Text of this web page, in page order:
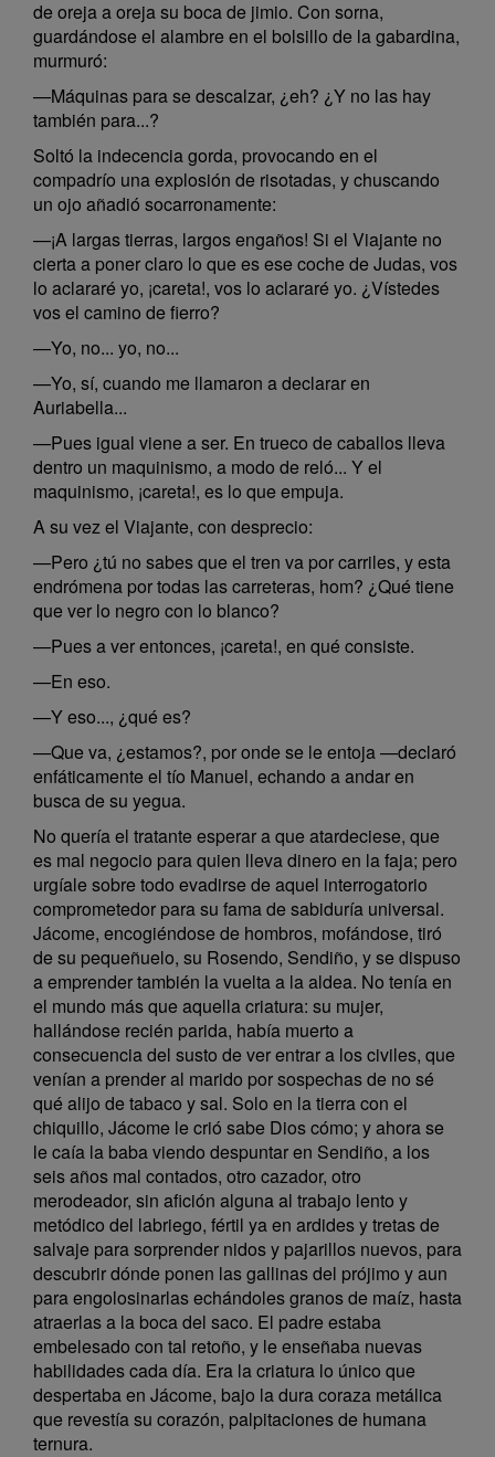
de oreja a oreja su boca de jimio. Con sorna,
guardándose el alambre en el bolsillo de la gabardina,
murmuró:
—Máquinas para se descalzar, ¿eh? ¿Y no las hay
también para...?
Soltó la indecencia gorda, provocando en el
compadrío una explosión de risotadas, y chuscando
un ojo añadió socarronamente:
—¡A largas tierras, largos engaños! Si el Viajante no
cierta a poner claro lo que es ese coche de Judas, vos
lo aclararé yo, ¡careta!, vos lo aclararé yo. ¿Vístedes
vos el camino de fierro?
—Yo, no... yo, no...
—Yo, sí, cuando me llamaron a declarar en
Auriabella...
—Pues igual viene a ser. En trueco de caballos lleva
dentro un maquinismo, a modo de reló... Y el
maquinismo, ¡careta!, es lo que empuja.
A su vez el Viajante, con desprecio:
—Pero ¿tú no sabes que el tren va por carriles, y esta
endrómena por todas las carreteras, hom? ¿Qué tiene
que ver lo negro con lo blanco?
—Pues a ver entonces, ¡careta!, en qué consiste.
—En eso.
—Y eso..., ¿qué es?
—Que va, ¿estamos?, por onde se le entoja —declaró
enfáticamente el tío Manuel, echando a andar en
busca de su yegua.
No quería el tratante esperar a que atardeciese, que
es mal negocio para quien lleva dinero en la faja; pero
urgíale sobre todo evadirse de aquel interrogatorio
comprometedor para su fama de sabiduría universal.
Jácome, encogiéndose de hombros, mofándose, tiró
de su pequeñuelo, su Rosendo, Sendiño, y se dispuso
a emprender también la vuelta a la aldea. No tenía en
el mundo más que aquella criatura: su mujer,
hallándose recién parida, había muerto a
consecuencia del susto de ver entrar a los civiles, que
venían a prender al marido por sospechas de no sé
qué alijo de tabaco y sal. Solo en la tierra con el
chiquillo, Jácome le crió sabe Dios cómo; y ahora se
le caía la baba viendo despuntar en Sendiño, a los
seis años mal contados, otro cazador, otro
merodeador, sin afición alguna al trabajo lento y
metódico del labriego, fértil ya en ardides y tretas de
salvaje para sorprender nidos y pajarillos nuevos, para
descubrir dónde ponen las gallinas del prójimo y aun
para engolosinarlas echándoles granos de maíz, hasta
atraerlas a la boca del saco. El padre estaba
embelesado con tal retoño, y le enseñaba nuevas
habilidades cada día. Era la criatura lo único que
despertaba en Jácome, bajo la dura coraza metálica
que revestía su corazón, palpitaciones de humana
ternura.